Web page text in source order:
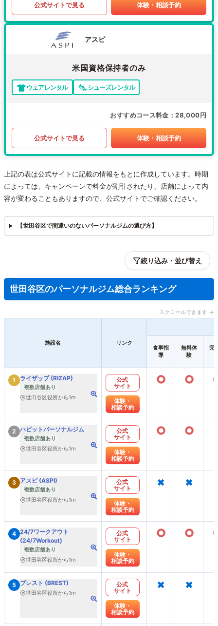
公式サイトで見る 体験・相談予約
アスピ
米国資格保持者のみ
ウェアレンタル シューズレンタル
おすすめコース料金 28,000円
公式サイトで見る 体験・相談予約
上記の表は公式サイトに記載の情報をもとに作成しています。時期
によっては、キャンペーンで料金が割引されたり、店舗によって内
容が変わることもありますので、公式サイトでご確認ください。
【世田谷区で間違いのないパーソナルジムの選び方】
絞り込み・並び替え
世田谷区のパーソナルジム総合ランキング
スクロールできます →
施設名 リンク
食事指
導
無料体
験
完
1 ライザップ (RIZAP)
複数店舗あり
世田谷区役所から1m
公式
サイト
体験・
相談予約
○ ○
2 ハビットパーソナルジム
複数店舗あり
世田谷区役所から1m
公式
サイト
体験・
相談予約
○ ○
3 アスピ (ASPI)
複数店舗あり
世田谷区役所から1m
公式
サイト
体験・
相談予約
× ×
4 24/7ワークアウト
(24/7Workout)
複数店舗あり
世田谷区役所から1m
公式
サイト
体験・
相談予約
○ ○
5 ブレスト (BREST)
世田谷区役所から1m
公式
サイト
体験・
相談予約
× ×